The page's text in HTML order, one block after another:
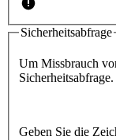
Sicherheitsabfrage
Um Missbrauch
Sicherheitsabfrage.
Geben Sie die